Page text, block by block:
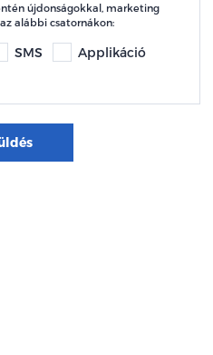
újdonságokkal, marketing
alábbi csatornákon:
SMS
Applikáció